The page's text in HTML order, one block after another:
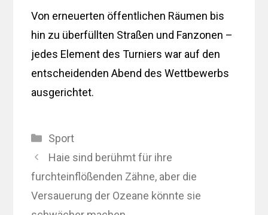
Von erneuerten öffentlichen Räumen bis
hin zu überfüllten Straßen und Fanzonen –
jedes Element des Turniers war auf den
entscheidenden Abend des Wettbewerbs
ausgerichtet.
Kategorien
Sport
Haie sind berühmt für ihre
furchteinflößenden Zähne, aber die
Versauerung der Ozeane könnte sie